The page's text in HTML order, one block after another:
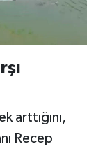
arttığını,
Recep